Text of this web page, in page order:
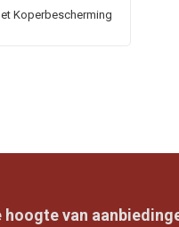
Koperbescherming
hoogte van